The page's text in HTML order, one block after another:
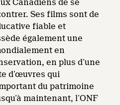
Canadiens de se
Ses films sont de
fiable et
également une
en
en plus d’une
d’œuvres qui
du patrimoine
maintenant, l’ONF